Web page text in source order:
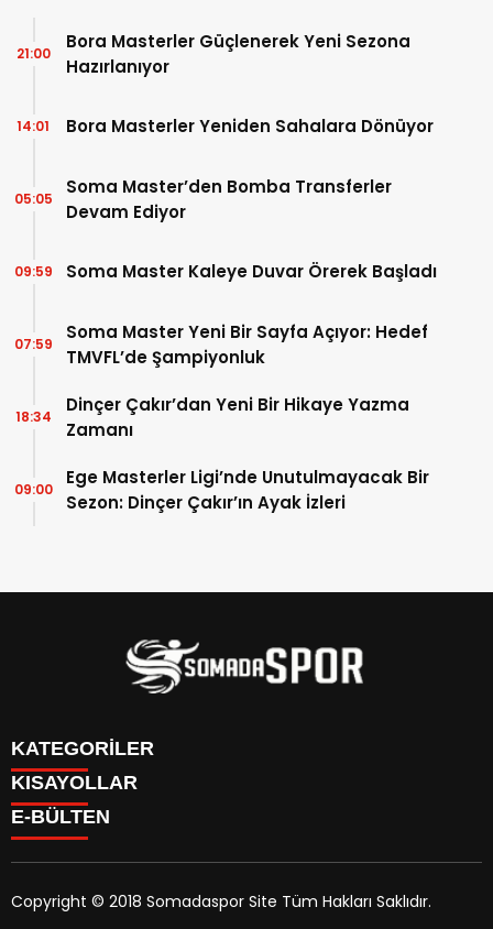
Bora Masterler Güçlenerek Yeni Sezona
Hazırlanıyor
21:00
Bora Masterler Yeniden Sahalara Dönüyor
14:01
Soma Master’den Bomba Transferler
Devam Ediyor
05:05
Soma Master Kaleye Duvar Örerek Başladı
09:59
Soma Master Yeni Bir Sayfa Açıyor: Hedef
TMVFL’de Şampiyonluk
07:59
Dinçer Çakır’dan Yeni Bir Hikaye Yazma
Zamanı
18:34
Ege Masterler Ligi’nde Unutulmayacak Bir
Sezon: Dinçer Çakır’ın Ayak İzleri
09:00
KATEGORİLER
İletişim
İstatistikler & Puan Durumu & Fikstür
Yayın Politikamız
KISAYOLLAR
Genel
Somaspor
E-BÜLTEN
Copyright © 2018 Somadaspor Site Tüm Hakları Saklıdır.